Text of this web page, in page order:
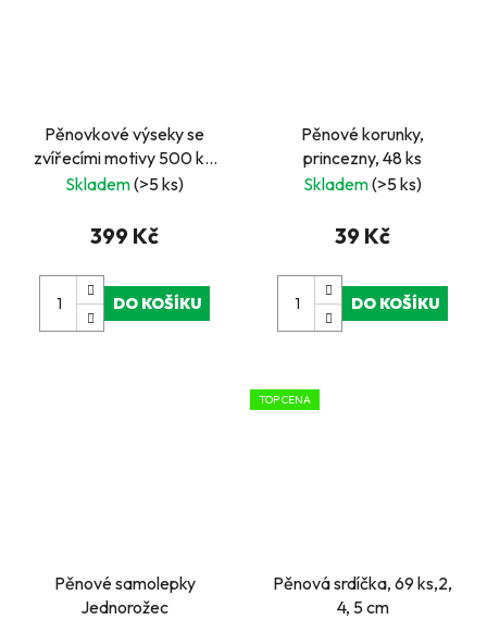
Pěnovkové výseky se
zvířecími motivy 500 ks,
samolepicí
Skladem(>5 ks)
399 Kč
DO KOŠÍKU
Pěnové korunky,
princezny, 48 ks
Skladem(>5 ks)
39 Kč
DO KOŠÍKU
Pěnové samolepky
Jednorožec
TOP CENA
Pěnová srdíčka, 69 ks,2,
4, 5 cm